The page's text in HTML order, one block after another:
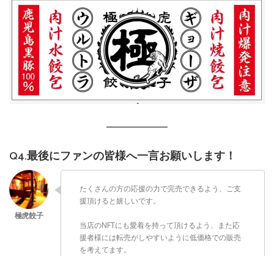
Q4.最後にファンの皆様へ一言お願いします！
たくさんの方の応援の力で完売できるよう、ご支
援頂けると嬉しいです。
当店のNFTにも愛着を持って頂けるよう、また応
援者様には転売がしやすいように低価格での販売
を考えてます。